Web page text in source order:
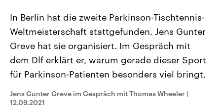
Landtagswahl Sachsen-Anhalt
2026
Alle Informationen
Sachsen-Anhalt wählt am 6.
Landtag. Seit 2021 wird das
Bundesland von einer Koalition aus
USA
Aktuelle Beiträge,
Hintergründe
Wirtschaftlich und
den mächtigsten Ländern
In Berlin hat die zweite Parkinson-Tischtennis-
Weltmeisterschaft stattgefunden. Jens Gunter
Greve hat sie organisiert. Im Gespräch mit
dem Dlf erklärt er, warum gerade dieser Sport
für Parkinson-Patienten besonders viel bringt.
Jens Gunter Greve im Gespräch mit Thomas Wheeler |
12.09.2021